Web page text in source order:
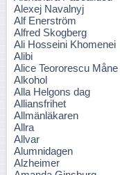
Alexej Navalnyj
Alf Enerström
Alfred Skogberg
Ali Hosseini Khomenei
Alibi
Alice Teororescu Måne
Alkohol
Alla Helgons dag
Alliansfrihet
Allmänläkaren
Allra
Allvar
Alumnidagen
Alzheimer